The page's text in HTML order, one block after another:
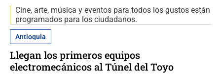
Cine, arte, música y eventos para todos los gustos están
programados para los ciudadanos.
Antioquia
Llegan los primeros equipos
electromecánicos al Túnel del Toyo